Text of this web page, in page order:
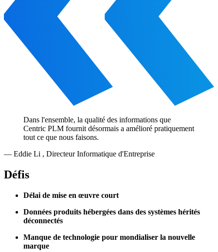
Dans l'ensemble, la qualité des informations que
Centric PLM fournit désormais a amélioré pratiquement
tout ce que nous faisons.
— Eddie Li , Directeur Informatique d'Entreprise
Défis
Délai de mise en œuvre court
Données produits hébergées dans des systèmes hérités
déconnectés
Manque de technologie pour mondialiser la nouvelle
marque